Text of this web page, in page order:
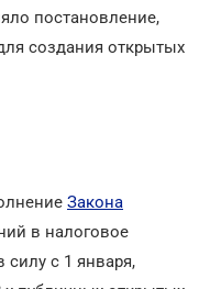
постановление,
создания открытых
Закона
в налоговое
силу с 1 января,